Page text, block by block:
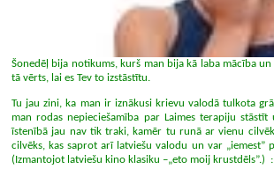
Šonedēļ bija notikums, kurš man bija kā laba mācība
tā vērts, lai es Tev to izstāstītu.
Tu jau zini, ka man ir iznākusi krievu valodā tulkota
man rodas nepieciešamība par Laimes terapiju
īstenībā jau nav tik traki, kamēr tu runā ar vienu
cilvēks, kas saprot arī latviešu valodu un var „iemest”
(Izmantojot latviešu kino klasiku –„eto moij krustdēls”.)